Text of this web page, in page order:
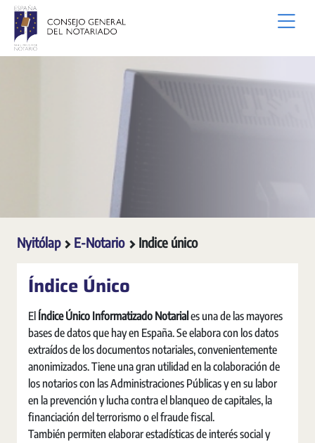
Ugrás a fő tartalomhoz
Nyitólap E-Notario Indice único
Índice Único
El Índice Único Informatizado Notarial es una de las mayores
bases de datos que hay en España. Se elabora con los datos
extraídos de los documentos notariales, convenientemente
anonimizados. Tiene una gran utilidad en la colaboración de
los notarios con las Administraciones Públicas y en su labor
en la prevención y lucha contra el blanqueo de capitales, la
financiación del terrorismo o el fraude fiscal.
También permiten elaborar estadísticas de interés social y